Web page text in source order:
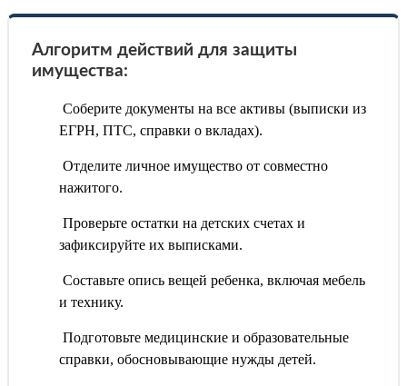
Алгоритм действий для защиты
имущества:
Соберите документы на все активы (выписки из
ЕГРН, ПТС, справки о вкладах).
Отделите личное имущество от совместно
нажитого.
Проверьте остатки на детских счетах и
зафиксируйте их выписками.
Составьте опись вещей ребенка, включая мебель
и технику.
Подготовьте медицинские и образовательные
справки, обосновывающие нужды детей.